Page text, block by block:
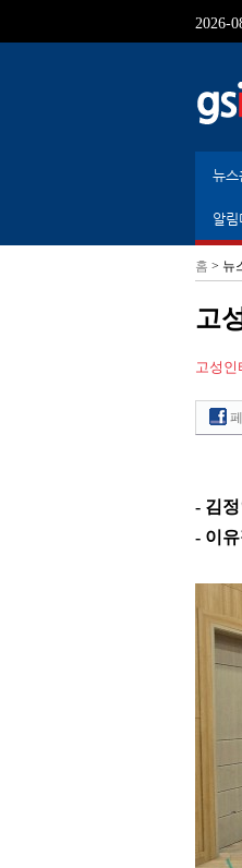
2026-
뉴스
알
홈 > 뉴
고
고성인
- 김
- 이